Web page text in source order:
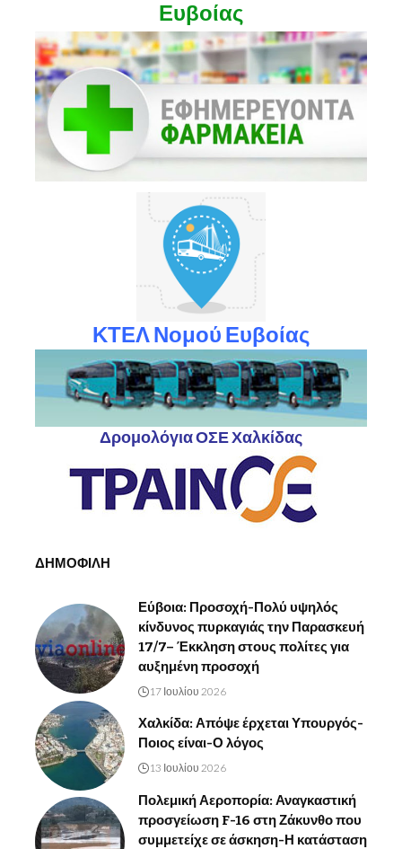
Ευβοίας
ΚΤΕΛ Νομού Ευβοίας
Δρομολόγια ΟΣΕ Χαλκίδας
ΔΗΜΟΦΙΛΗ
Εύβοια: Προσοχή-Πολύ υψηλός
κίνδυνος πυρκαγιάς την Παρασκευή
17/7– Έκκληση στους πολίτες για
αυξημένη προσοχή
17 Ιουλίου 2026
Χαλκίδα: Απόψε έρχεται Υπουργός-
Ποιος είναι-Ο λόγος
13 Ιουλίου 2026
Πολεμική Αεροπορία: Αναγκαστική
προσγείωση F-16 στη Ζάκυνθο που
συμμετείχε σε άσκηση-Η κατάσταση